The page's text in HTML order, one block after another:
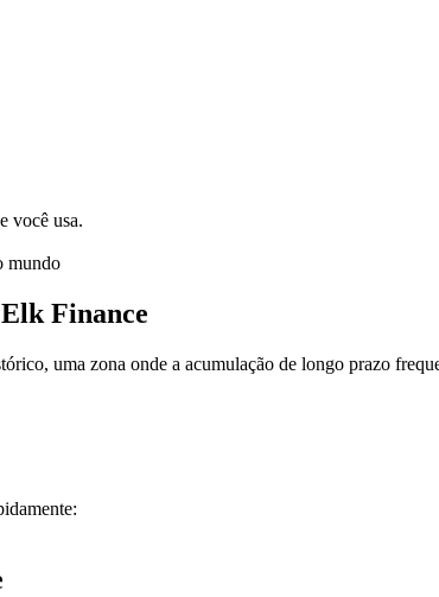
você usa.
mundo
Finance
uma zona onde a acumulação de longo prazo